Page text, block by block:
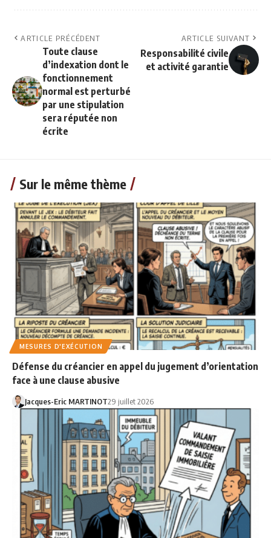
ARTICLE PRÉCÉDENT
Toute clause
d’indexation dont le
fonctionnement
normal est perturbé
par une stipulation
sera réputée non
écrite
ARTICLE SUIVANT
Responsabilité civile
et activité garantie
Sur le même thème
MESURES D'EXÉCUTION
Défense du créancier en appel du jugement d’orientation
face à une clause abusive
Jacques-Eric MARTINOT29 juillet 2026